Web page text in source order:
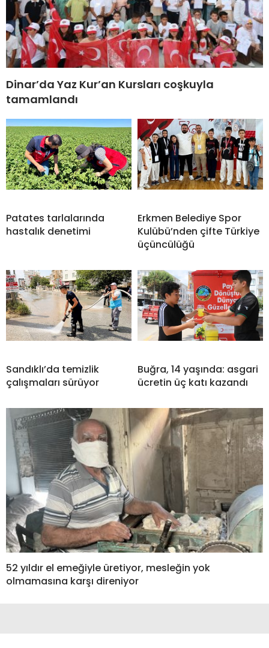
Dinar’da Yaz Kur’an Kursları coşkuyla
tamamlandı
Patates tarlalarında
hastalık denetimi
Erkmen Belediye Spor
Kulübü’nden çifte Türkiye
üçüncülüğü
Sandıklı’da temizlik
çalışmaları sürüyor
Buğra, 14 yaşında: asgari
ücretin üç katı kazandı
52 yıldır el emeğiyle üretiyor, mesleğin yok
olmamasına karşı direniyor